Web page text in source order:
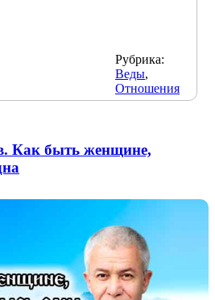
Рубрика:
Веды,
Отношения
Как быть женщине,